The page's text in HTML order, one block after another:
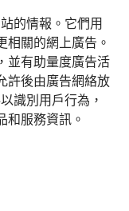
的情報。它們用
相關的網上廣告。
並有助量度廣告活
許後由廣告網絡放
識別用戶行為，
和服務資訊。